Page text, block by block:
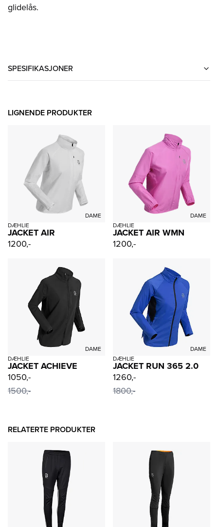
glidelås.
SPESIFIKASJONER
LIGNENDE PRODUKTER
DAME
DÆHLIE
JACKET AIR
1200,-
DAME
DÆHLIE
JACKET AIR WMN
1200,-
DAME
DÆHLIE
JACKET ACHIEVE
1050,-
1500,-
DAME
DÆHLIE
JACKET RUN 365 2.0
1260,-
1800,-
RELATERTE PRODUKTER